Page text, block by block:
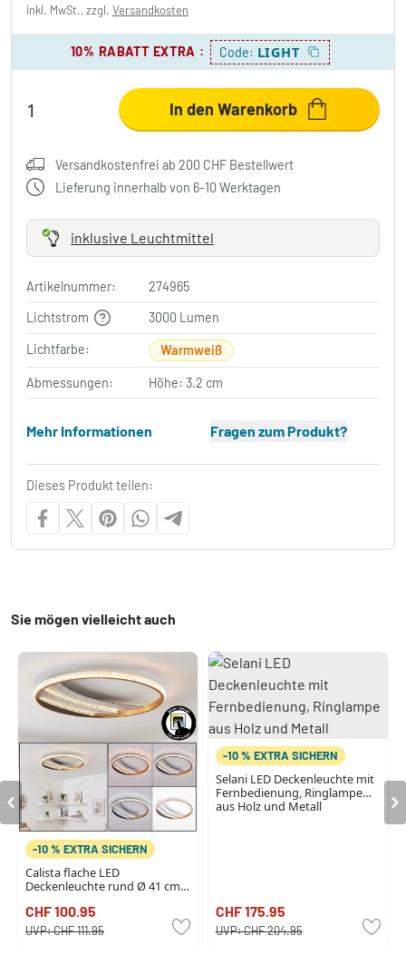
inkl. MwSt., zzgl. Versandkosten
10% RABATT EXTRA : Code: LIGHT
In den Warenkorb
Versandkostenfrei ab 200 CHF Bestellwert
Lieferung innerhalb von 6-10 Werktagen
inklusive Leuchtmittel
Artikelnummer:
274965
Lichtstrom
3000 Lumen
Lichtfarbe: Warmweiß
Abmessungen: Höhe: 3.2 cm
Mehr Informationen Fragen zum Produkt?
Dieses Produkt teilen:
Sie mögen vielleicht auch
-10 % EXTRA SICHERN
Calista flache LED
Deckenleuchte rund Ø 41 cm
CHF 100.95
UVP:CHF 111.95
-10 % EXTRA SICHERN
Selani LED Deckenleuchte mit
Fernbedienung, Ringlampe
aus Holz und Metall
CHF 175.95
UVP:CHF 204.95